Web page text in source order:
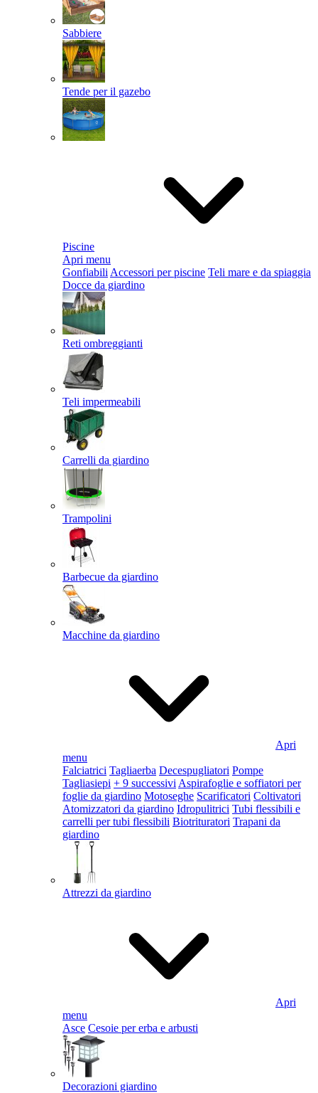
Sabbiere
Tende per il gazebo
Piscine
Apri menu
Gonfiabili Accessori per piscine Teli mare e da spiaggia
Docce da giardino
Reti ombreggianti
Teli impermeabili
Carrelli da giardino
Trampolini
Barbecue da giardino
Macchine da giardino
Apri
menu
Falciatrici Tagliaerba Decespugliatori Pompe
Tagliasiepi + 9 successivi Aspirafoglie e soffiatori per
foglie da giardino Motoseghe Scarificatori Coltivatori
Atomizzatori da giardino Idropulitrici Tubi flessibili e
carrelli per tubi flessibili Biotrituratori Trapani da
giardino
Attrezzi da giardino
Apri
menu
Asce Cesoie per erba e arbusti
Decorazioni giardino